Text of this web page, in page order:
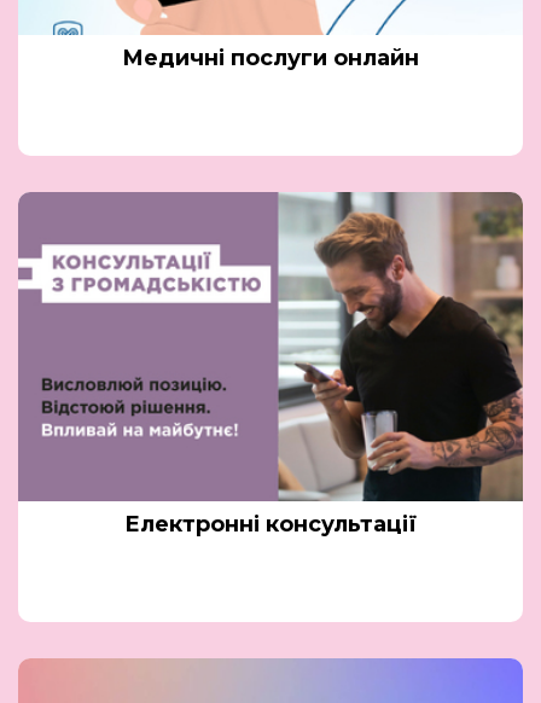
Медичні послуги онлайн
Електронні консультації